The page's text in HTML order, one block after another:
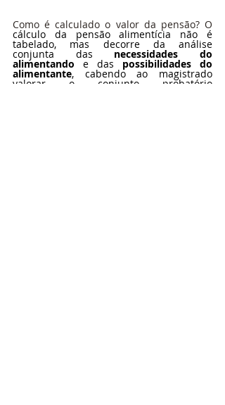
Como é calculado o valor da pensão? O
cálculo da pensão alimentícia não é
tabelado, mas decorre da análise
conjunta das necessidades do
alimentando e das possibilidades do
alimentante, cabendo ao magistrado
valorar o conjunto probatório